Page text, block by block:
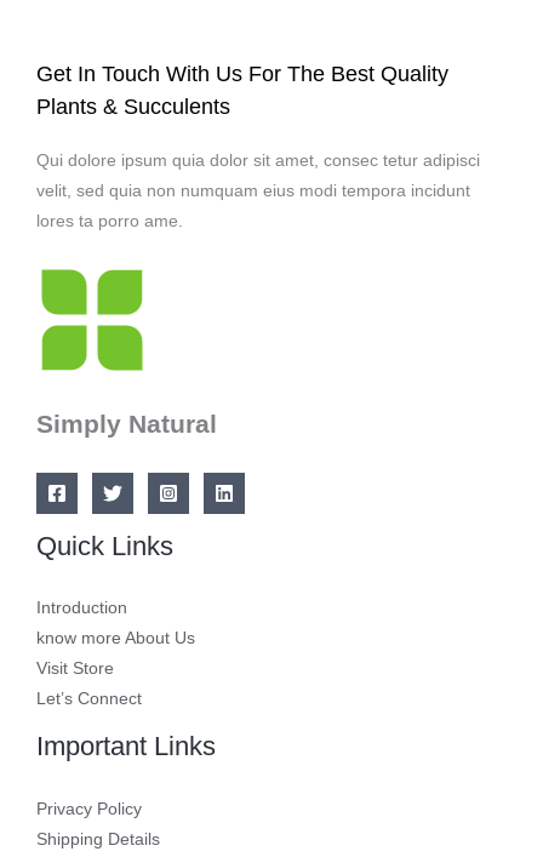
Get In Touch With Us For The Best Quality
Plants & Succulents
Qui dolore ipsum quia dolor sit amet, consec tetur adipisci
velit, sed quia non numquam eius modi tempora incidunt
lores ta porro ame.
Simply Natural
Quick Links
Introduction
know more About Us
Visit Store
Let’s Connect
Important Links
Privacy Policy
Shipping Details